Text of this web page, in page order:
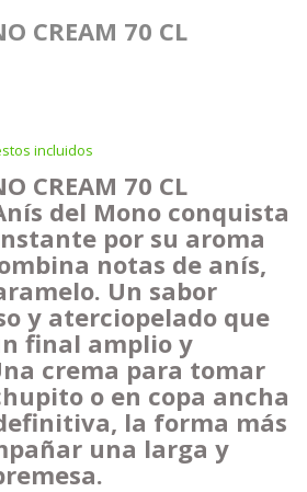
CREAM 70 CL
incluidos
CREAM 70 CL
del Mono conquista
por su aroma
notas de anís,
Un sabor
y aterciopelado que
final amplio y
crema para tomar
o en copa ancha
la forma más
una larga y